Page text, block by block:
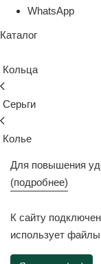
WhatsApp
Каталог
Кольца
Серьги
Колье
Подвески
Иконы
Для повышения
(подробнее)
К сайту
использует